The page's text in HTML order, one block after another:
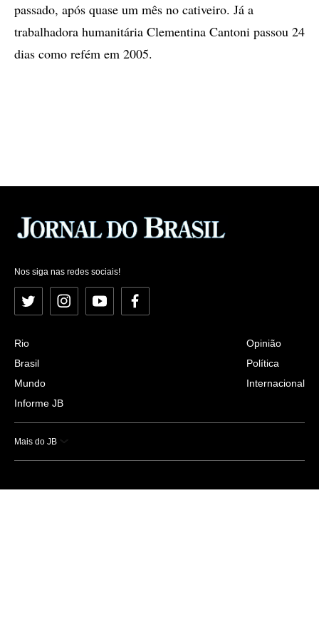
passado, após quase um mês no cativeiro. Já a
trabalhadora humanitária Clementina Cantoni passou 24
dias como refém em 2005.
Nos siga nas redes sociais!
Twitter InstagramYouTubeFacebook
Rio
Brasil
Mundo
Informe JB
Opinião
Política
Internacional
Mais do JB
Esportes